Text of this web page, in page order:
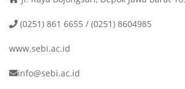
(0251) 861 6655 / (0251) 8604985
www.sebi.ac.id
info@sebi.ac.id